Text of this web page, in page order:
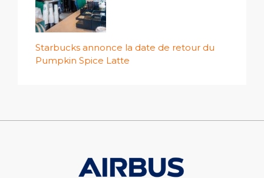
Starbucks annonce la date de retour du
Pumpkin Spice Latte